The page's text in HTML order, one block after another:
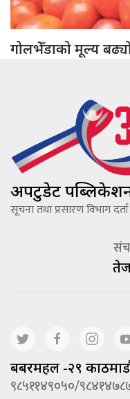
गोलभेँडाको मूल्य
अपटुडेट पब्लिकेशन
सूचना तथा प्रसारण विभाग
बबरमहल -२९
९८५११४९०५०/